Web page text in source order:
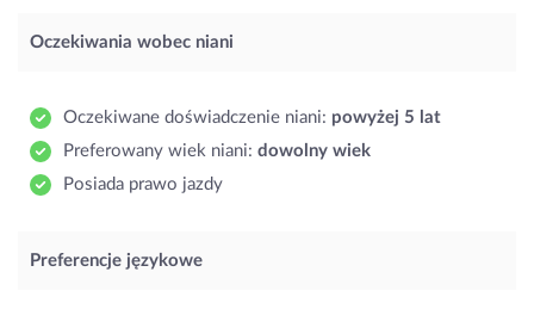
Oczekiwania wobec niani
Oczekiwane doświadczenie niani: powyżej 5 lat
Preferowany wiek niani: dowolny wiek
Posiada prawo jazdy
Preferencje językowe